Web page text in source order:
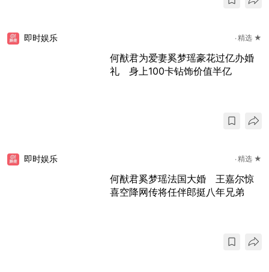
即时娱乐 精选 ★
何猷君为爱妻奚梦瑶豪花过亿办婚
礼 身上100卡钻饰价值半亿
即时娱乐 精选 ★
何猷君奚梦瑶法国大婚 王嘉尔惊
喜空降网传将任伴郎挺八年兄弟